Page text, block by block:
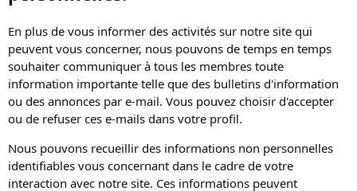
En plus de vous informer des activités sur notre site qui
peuvent vous concerner, nous pouvons de temps en temps
souhaiter communiquer à tous les membres toute
information importante telle que des bulletins d'information
ou des annonces par e-mail. Vous pouvez choisir d'accepter
ou de refuser ces e-mails dans votre profil.
Nous pouvons recueillir des informations non personnelles
identifiables vous concernant dans le cadre de votre
interaction avec notre site. Ces informations peuvent